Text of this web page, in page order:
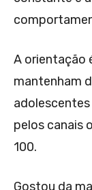
A orientação
mantenham
pelos canais
100.
Gostou da